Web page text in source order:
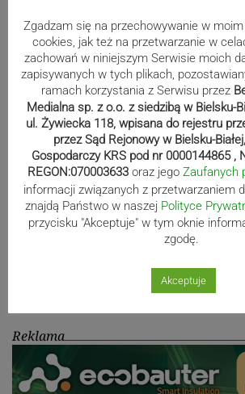
Bracia Szejowie
punkty. Liderzy
wystartują w Rajdzie
80-lecie Soły
działo!
Kaniów stolicą
Europy rywalizowało
Reklama
Zgadzam się na przechowywanie w
cookies, jak też na przetwarzanie w
zachowań w niniejszym Serwisie moich
zapisywanych w tych plikach,
ramach korzystania z Serwisu przez
Medialna sp. z o.o. z siedzibą w Bielsku-
ul. Żywiecka 118, wpisana do rejestru
przez Sąd Rejonowy w Bielsku-Białej,
Gospodarczy KRS pod nr 0000144865 ,
REGON:070003633 oraz jego Zaufanych
informacji związanych z przetwarzaniem
znajdą Państwo w naszej Polityce
przycisku "Akceptuje" w tym oknie
zgodę.
Akceptuje